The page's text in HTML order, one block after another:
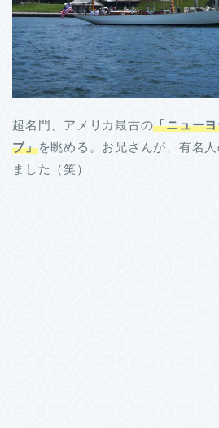
超名門、アメリカ最古の「ニュー
ブ」を眺める。お兄さんが、有名
ました（笑）